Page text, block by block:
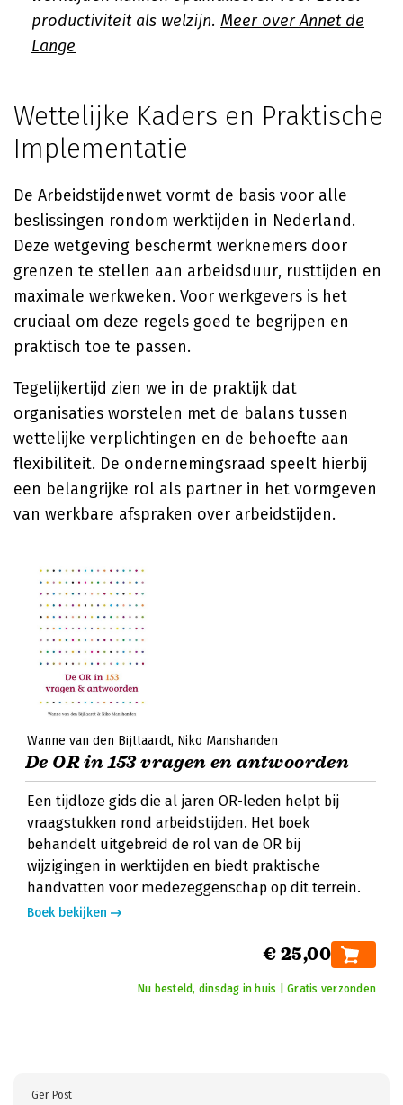
productiviteit als welzijn. Meer over Annet de
Lange
Wettelijke Kaders en Praktische
Implementatie
De Arbeidstijdenwet vormt de basis voor alle
beslissingen rondom werktijden in Nederland.
Deze wetgeving beschermt werknemers door
grenzen te stellen aan arbeidsduur, rusttijden en
maximale werkweken. Voor werkgevers is het
cruciaal om deze regels goed te begrijpen en
praktisch toe te passen.
Tegelijkertijd zien we in de praktijk dat
organisaties worstelen met de balans tussen
wettelijke verplichtingen en de behoefte aan
flexibiliteit. De ondernemingsraad speelt hierbij
een belangrijke rol als partner in het vormgeven
van werkbare afspraken over arbeidstijden.
Wanne van den Bijllaardt Niko Manshanden
De OR in 153 vragen en antwoorden
Een tijdloze gids die al jaren OR-leden helpt bij
vraagstukken rond arbeidstijden. Het boek
behandelt uitgebreid de rol van de OR bij
wijzigingen in werktijden en biedt praktische
handvatten voor medezeggenschap op dit terrein.
Boek bekijken
€ 25,00
Nu besteld, dinsdag in huis | Gratis verzonden
Ger Post